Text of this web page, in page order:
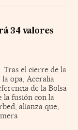
34 valores
Tras el cierre de la
opa, Aceralia
de la Bolsa
la fusión con la
alianza que,